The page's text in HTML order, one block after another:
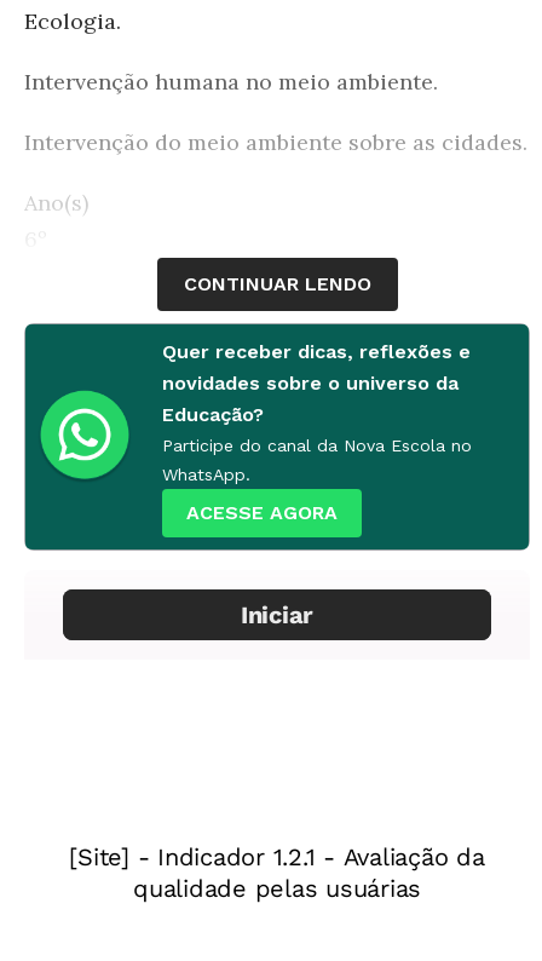
Ecologia.
Intervenção humana no meio ambiente.
Intervenção do meio ambiente sobre as cidades.
Ano(s)
Tempo estimado
Seis aulas.
Material necessário
LivroCaderno de Educação Ambiental -
. Autoras: Denise Scabin Pereira e
Regina Brito Ferreira, elaborado pela
Secretaria do Meio Ambiente, Governo do
Estado de São Paulo. Folha para a organização
Desenvolvimento
CONTINUAR LENDO
Quer receber dicas, reflexões e
novidades sobre o universo da
Educação?
Participe do canal da Nova Escola no
WhatsApp.
ACESSE AGORA